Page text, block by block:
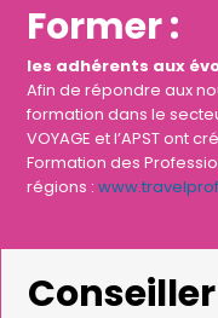
Former :
les adhérents aux
Afin de répondre aux
formation dans le secteur
VOYAGE et l’APST ont
Formation des
régions :
Conseiller